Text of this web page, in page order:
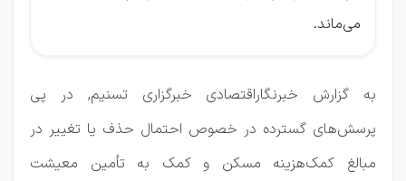
می‌ماند.
به گزارش خبرنگاراقتصادی خبرگزاری تسنیم, در پی
پرسش‌های گسترده در خصوص احتمال حذف یا تغییر در
مبالغ کمک‌هزینه مسکن و کمک به تأمین معیشت